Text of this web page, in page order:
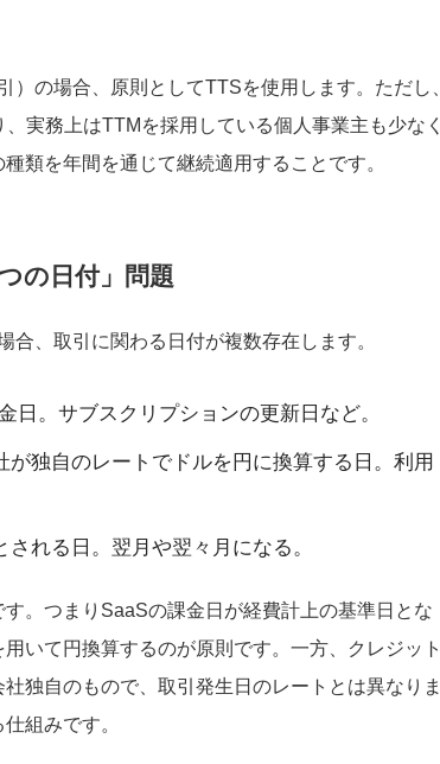
の場合、原則としてTTSを使用します。ただし、
実務上はTTMを採用している個人事業主も少なく
類を年間を通じて継続適用することです。
の日付」問題
、取引に関わる日付が複数存在します。
日。サブスクリプションの更新日など。
独自のレートでドルを円に換算する日。利用
れる日。翌月や翌々月になる。
。つまりSaaSの課金日が経費計上の基準日とな
いて円換算するのが原則です。一方、クレジット
独自のもので、取引発生日のレートとは異なりま
組みです。